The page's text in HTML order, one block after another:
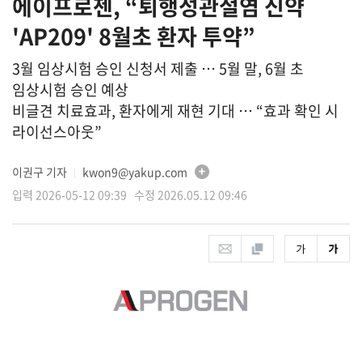
'AP209' 8월초 환자 투약”
3월 임상시험 승인 신청서 제출 … 5월 말, 6월 초
임상시험 승인 예상
비글견 치료효과, 환자에게 재현 기대 … “효과 확인 시
라이선스아웃”
이권구 기자
kwon9@yakup.com
입력 2026-05-12 09:39 수정 2026.05.12 09:46